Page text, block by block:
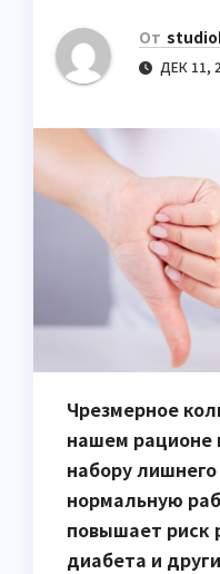
От
ДЕК 11,
Чрезмерное
нашем рационе
набору
нормальную
повышает риск
диабета и